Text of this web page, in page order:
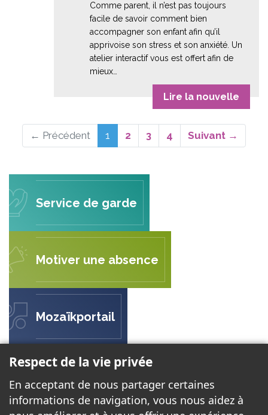
Comme parent, il n’est pas toujours
facile de savoir comment bien
accompagner son enfant afin qu’il
apprivoise son stress et son anxiété. Un
atelier interactif vous est offert afin de
mieux…
Lire la nouvelle
← Précédent 1 (actuel)
2 3 4 Suivant →
Service de garde
Motiver une absence
Mozaïkportail
ÉCOLE DU SOMMET
2197, Montée Paiement
Val-des-Monts, QC J8N7C9
Respect de la vie privée
En acceptant de nous partager certaines
informations de navigation, vous nous aidez à